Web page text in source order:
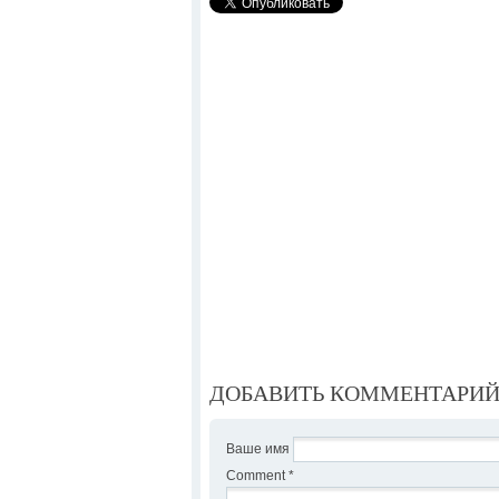
ДОБАВИТЬ КОММЕНТАРИЙ
Ваше имя
Comment *